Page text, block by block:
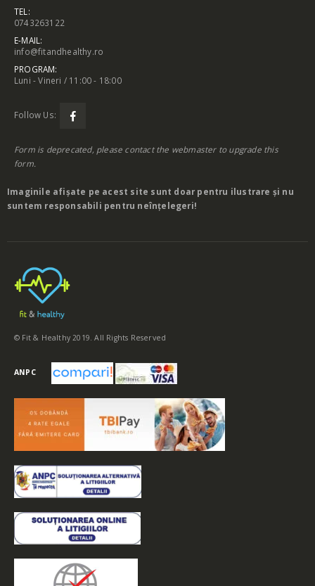
TEL:
0743263122
E-MAIL:
info@fitandhealthy.ro
PROGRAM:
Luni - Vineri / 11:00 - 18:00
Follow Us:
Form is deprecated, please contact the webmaster toupgradethis
form.
Imaginile afișate pe acest site sunt doar pentru ilustrare și nu
suntem responsabili pentru neînțelegeri!
© Fit & Healthy 2019. All Rights Reserved
ANPC